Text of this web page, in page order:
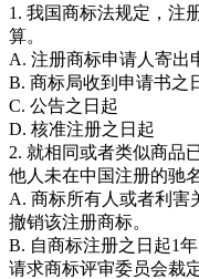
1. 我国商标法规定，注
算。
A. 注册商标申请人寄出
B. 商标局收到申请书之
C. 公告之日起
D. 核准注册之日起
2. 就相同或者类似商品
他人未在中国注册的驰
A. 商标所有人或者利害
撤销该注册商标。
B. 自商标注册之日起1
请求商标评审委员会裁